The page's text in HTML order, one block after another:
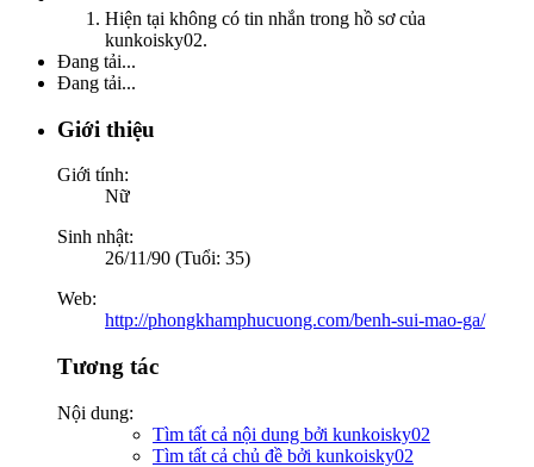
Hiện tại không có tin nhắn trong hồ sơ của
kunkoisky02.
Đang tải...
Đang tải...
Giới thiệu
Giới tính:
Nữ
Sinh nhật:
26/11/90 (Tuổi: 35)
Web:
http://phongkhamphucuong.com/benh-sui-mao-ga/
Tương tác
Nội dung:
Tìm tất cả nội dung bởi kunkoisky02
Tìm tất cả chủ đề bởi kunkoisky02